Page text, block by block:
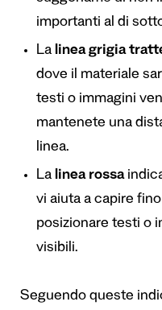
importanti al di
La linea grigia
dove il materiale
testi o immagini
mantenete una
linea.
La linea rossa
vi aiuta a capire
posizionare testi o
visibili.
Seguendo queste